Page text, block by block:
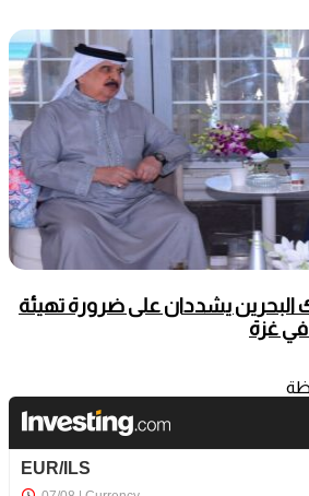
يشددان على ضرورة تهيئة
في غزة